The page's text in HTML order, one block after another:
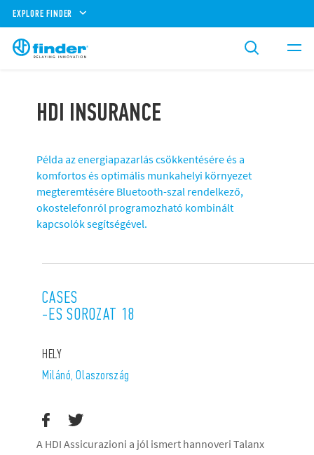
EXPLORE FINDER
HDI INSURANCE
Példa az energiapazarlás csökkentésére és a
komfortos és optimális munkahelyi környezet
megteremtésére Bluetooth-szal rendelkező,
okostelefonról programozható kombinált
kapcsolók segítségével.
CASES
-ES SOROZAT 18
HELY
Milánó, Olaszország
A HDI Assicurazioni a jól ismert hannoveri Talanx